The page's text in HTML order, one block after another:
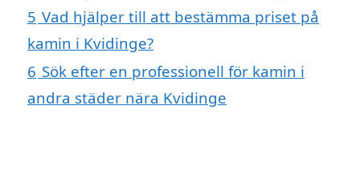
5 Vad hjälper till att bestämma priset på
kamin i Kvidinge?
6 Sök efter en professionell för kamin i
andra städer nära Kvidinge